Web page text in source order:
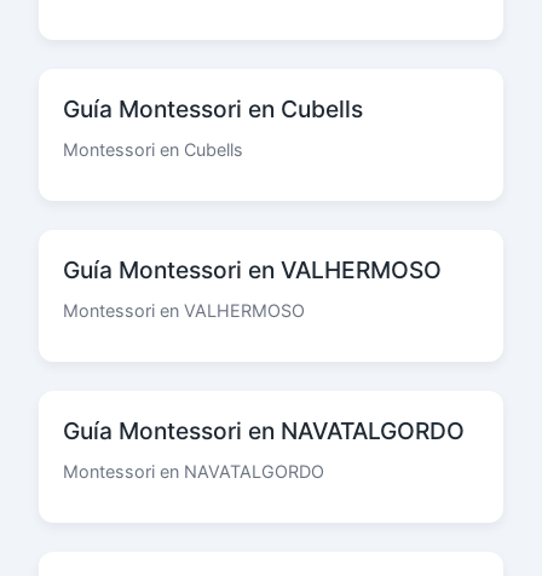
Guía Montessori en Cubells
Montessori en Cubells
Guía Montessori en VALHERMOSO
Montessori en VALHERMOSO
Guía Montessori en NAVATALGORDO
Montessori en NAVATALGORDO